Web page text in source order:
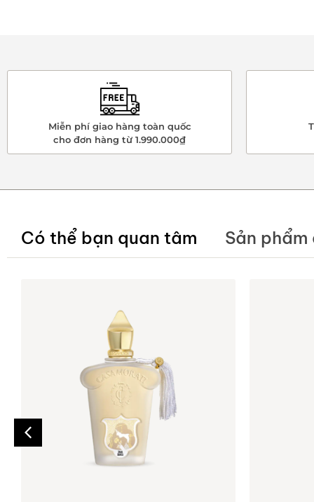
Miễn phí giao hàng toàn quốc
cho đơn hàng từ 1.990.000₫
Có thể bạn quan tâm Sản phẩm